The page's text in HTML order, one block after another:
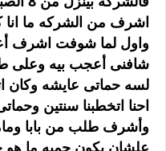
اشرف من الشركه ما انا
واول لما شوفت اشرف
شافنى أعجب بيه وعلى
لسه حماتى عايشه وكان
احنا اتخطبنا سنتين
وأشرف طلب من بابا